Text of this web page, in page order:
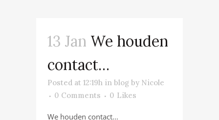
13 Jan We houden
contact…
Posted at 12:19h in blog by Nicole
0 Comments
0 Likes
We houden contact...